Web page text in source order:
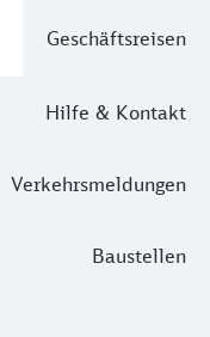
Geschäftsreisen
Hilfe & Kontakt
Verkehrsmeldungen
Baustellen